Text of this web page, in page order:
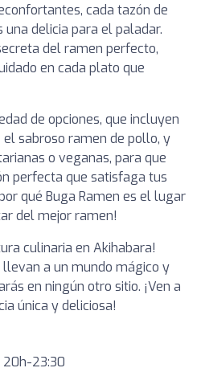
cada tazón de
una delicia para el paladar.
del ramen perfecto,
en cada plato que
de opciones, que incluyen
sabroso ramen de pollo, y
o veganas, para que
perfecta que satisfaga tus
qué Buga Ramen es el lugar
del mejor ramen!
culinaria en Akihabara!
a un mundo mágico y
en ningún otro sitio. ¡Ven a
única y deliciosa!
20h-23:30